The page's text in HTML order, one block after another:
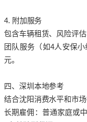
4. 附加服务
包含车辆租赁、风险评
团队服务（如4人安保
元。
四、深圳本地参考
结合沈阳消费水平和市
长期雇佣：普通家庭或